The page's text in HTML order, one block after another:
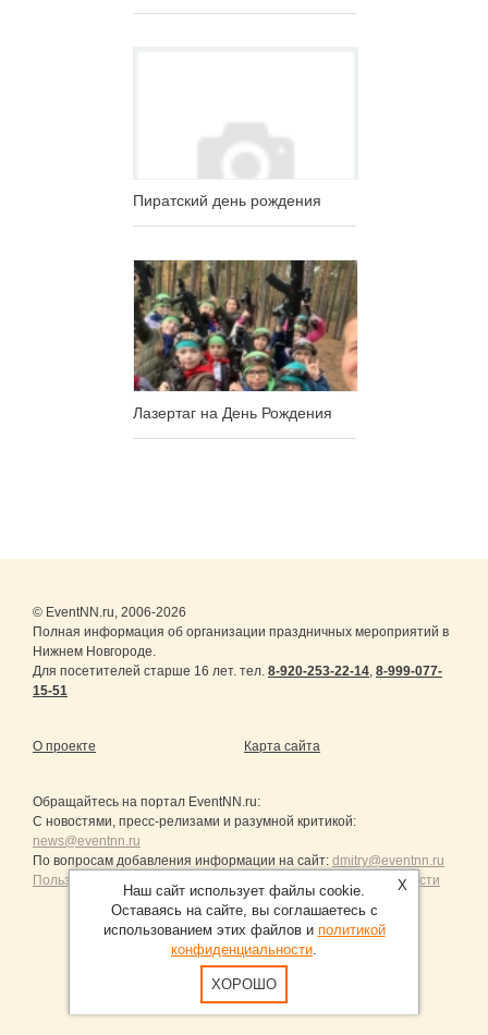
Пиратский день рождения
Лазертаг на День Рождения
© EventNN.ru, 2006-2026
Полная информация об организации праздничных мероприятий в
Нижнем Новгороде.
Для посетителей старше 16 лет. тел. 8-920-253-22-14, 8-999-077-
15-51
О проекте Карта сайта
Обращайтесь на портал EventNN.ru:
С новостями, пресс-релизами и разумной критикой:
news@eventnn.ru
По вопросам добавления информации на сайт: dmitry@eventnn.ru
Пользовательское Соглашение и политика конфиденциальности
Продвижение сайтов Санкт-Петербург
X
Наш сайт использует файлы cookie.
Оставаясь на сайте, вы соглашаетесь с
использованием этих файлов и политикой
конфиденциальности.
ХОРОШО